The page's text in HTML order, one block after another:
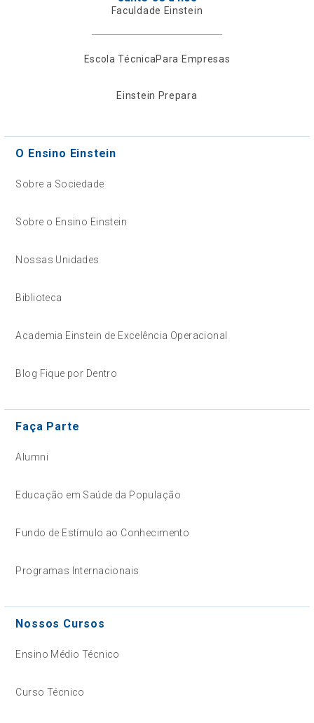
Faculdade Einstein
Escola TécnicaPara Empresas
Einstein Prepara
O Ensino Einstein
Sobre a Sociedade
Sobre o Ensino Einstein
Nossas Unidades
Biblioteca
Academia Einstein de Excelência Operacional
Blog Fique por Dentro
Faça Parte
Alumni
Educação em Saúde da População
Fundo de Estímulo ao Conhecimento
Programas Internacionais
Nossos Cursos
Ensino Médio Técnico
Curso Técnico